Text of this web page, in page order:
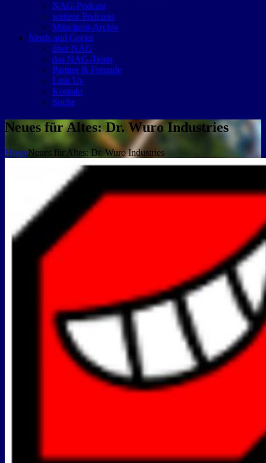
NAG-Podcast
weitere Podcasts
Mitschnitt-Archiv
Nerds and Geeks
über NAG
das NAG-Team
Partner & Freunde
Link Us
Kontakt
Suche
Neues für Altes: Dr. Wuro Industries
HomeNeues für Altes: Dr. Wuro Industries